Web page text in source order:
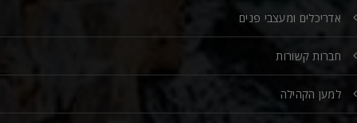
אדריכלים ומעצבי פנים
חברות קשורות
למען הקהילה